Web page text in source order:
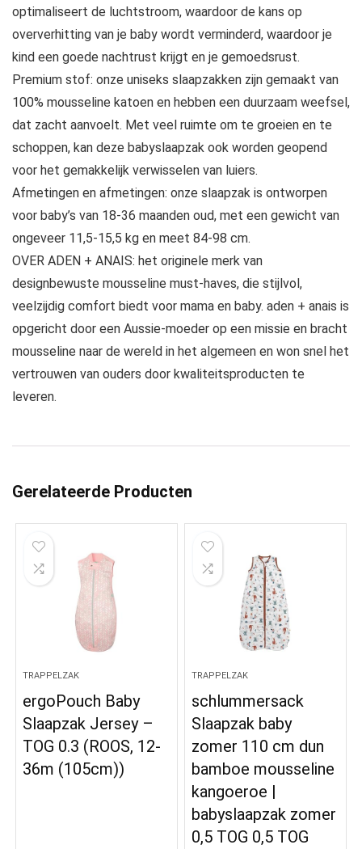
optimaliseert de luchtstroom, waardoor de kans op
oververhitting van je baby wordt verminderd, waardoor je
kind een goede nachtrust krijgt en je gemoedsrust.
Premium stof: onze uniseks slaapzakken zijn gemaakt van
100% mousseline katoen en hebben een duurzaam weefsel,
dat zacht aanvoelt. Met veel ruimte om te groeien en te
schoppen, kan deze babyslaapzak ook worden geopend
voor het gemakkelijk verwisselen van luiers.
Afmetingen en afmetingen: onze slaapzak is ontworpen
voor baby’s van 18-36 maanden oud, met een gewicht van
ongeveer 11,5-15,5 kg en meet 84-98 cm.
OVER ADEN + ANAIS: het originele merk van
designbewuste mousseline must-haves, die stijlvol,
veelzijdig comfort biedt voor mama en baby. aden + anais is
opgericht door een Aussie-moeder op een missie en bracht
mousseline naar de wereld in het algemeen en won snel het
vertrouwen van ouders door kwaliteitsproducten te
leveren.
Gerelateerde Producten
TRAPPELZAK
ergoPouch Baby
Slaapzak Jersey –
TOG 0.3 (ROOS, 12-
36m (105cm))
TRAPPELZAK
schlummersack
Slaapzak baby
zomer 110 cm dun
bamboe mousseline
kangoeroe |
babyslaapzak zomer
0,5 TOG 0,5 TOG